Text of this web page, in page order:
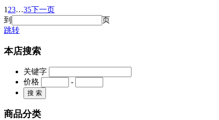
1 23…35下一页
到
页
跳转
本店搜索
关键字
价格
-
商品分类